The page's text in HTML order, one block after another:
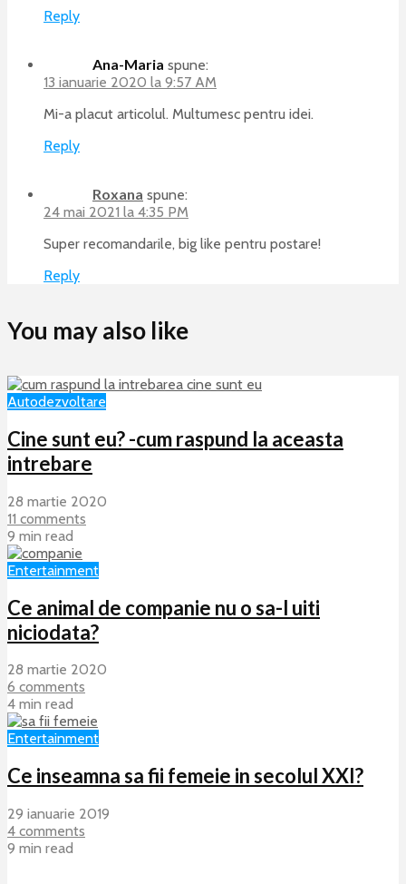
Reply
Ana-Maria spune:
13 ianuarie 2020 la 9:57 AM
Mi-a placut articolul. Multumesc pentru idei.
Reply
Roxana spune:
24 mai 2021 la 4:35 PM
Super recomandarile, big like pentru postare!
Reply
You may also like
Autodezvoltare
Cine sunt eu? -cum raspund la aceasta
intrebare
28 martie 2020
11 comments
9 min read
Entertainment
Ce animal de companie nu o sa-l uiti
niciodata?
28 martie 2020
6 comments
4 min read
Entertainment
Ce inseamna sa fii femeie in secolul XXI?
29 ianuarie 2019
4 comments
9 min read